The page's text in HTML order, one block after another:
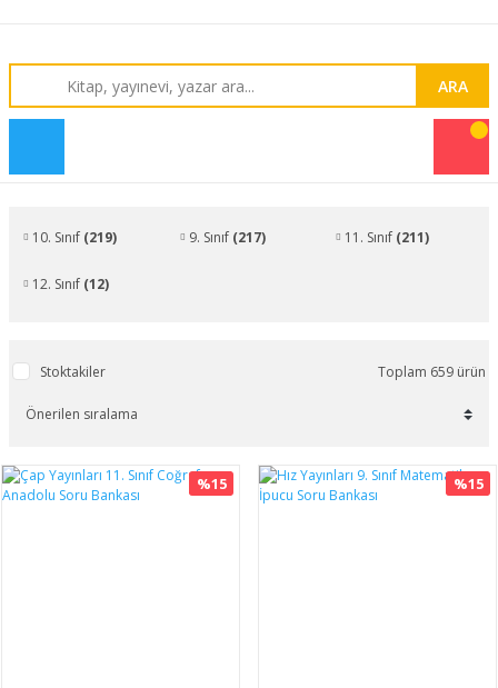
ARA
10. Sınıf (219) 9. Sınıf (217) 11. Sınıf (211)
12. Sınıf (12)
Stoktakiler Toplam 659 ürün
%15 %15